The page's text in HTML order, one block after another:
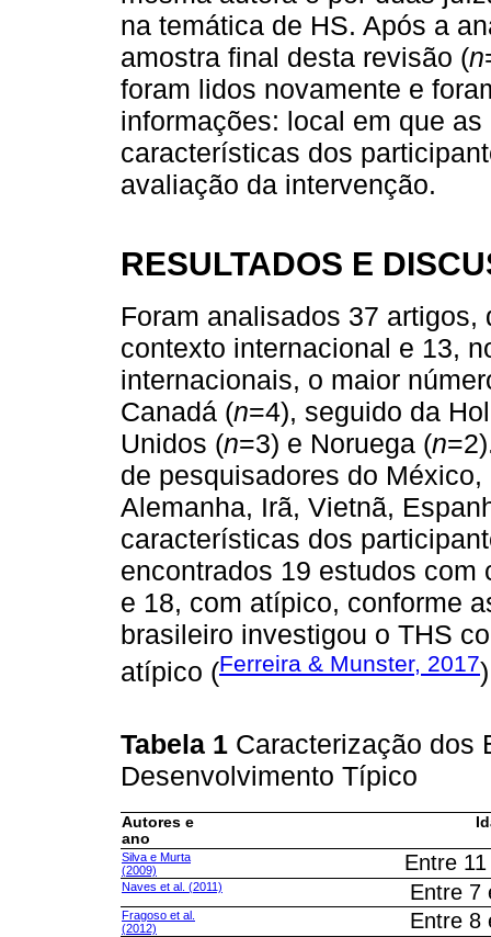
na temática de HS. Após a
amostra final desta revisão (n
foram lidos novamente e
informações: local em que
características dos
avaliação da intervenção.
RESULTADOS E
Foram analisados 37
contexto internacional e 13,
internacionais, o maior
Canadá (n=4), seguido da
Unidos (n=3) e Noruega (n
de pesquisadores do
Alemanha, Irã, Vietnã,
características dos
encontrados 19 estudos
e 18, com atípico, conforme
brasileiro investigou o THS
atípico (Ferreira & Munster, 2017
Tabela 1 Caracterização dos
Desenvolvimento Típico
Autores e
ano
Silva e Murta
(2009)
Entre
Naves et al. (2011) Entre 7
Fragoso et al.
(2012)
Entre 8